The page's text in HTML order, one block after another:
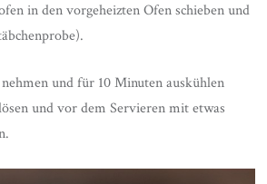
in den vorgeheizten Ofen schieben und
und für 10 Minuten auskühlen
und vor dem Servieren mit etwas